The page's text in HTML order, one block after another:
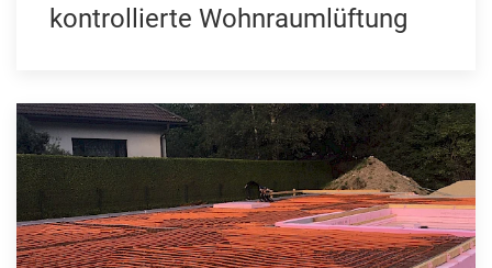
kontrollierte Wohnraumlüftung